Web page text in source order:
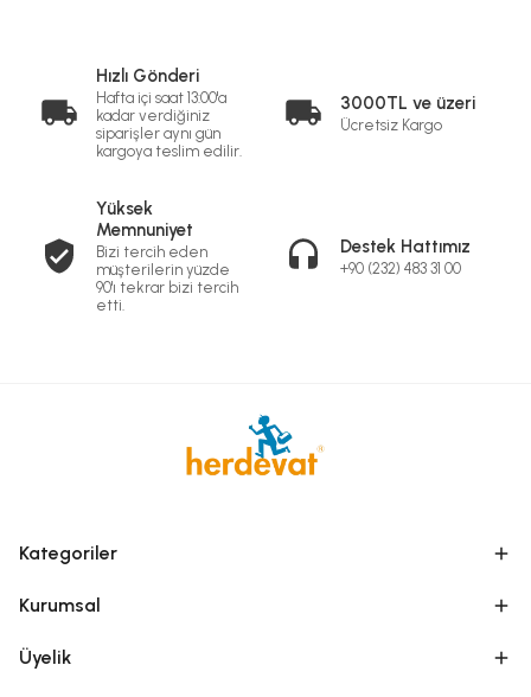
Hızlı Gönderi
Hafta içi saat 13:00'a
kadar verdiğiniz
siparişler aynı gün
kargoya teslim edilir.
3000TL ve üzeri
Ücretsiz Kargo
Yüksek
Memnuniyet
Bizi tercih eden
müşterilerin yüzde
90'ı tekrar bizi tercih
etti.
Destek Hattımız
+90 (232) 483 31 00
Kategoriler
Kurumsal
Üyelik